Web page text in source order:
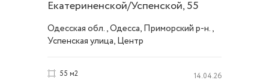
Екатериненской/Успенской, 55
метров ID 39349
Одесская обл., Одесса, Приморский р-н.,
Успенская улица, Центр
55 м2 14.04.26